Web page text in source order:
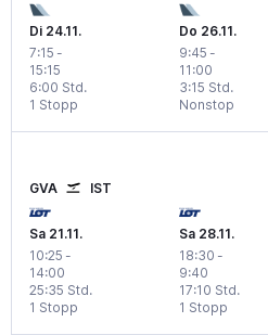
Di 24.11.
7:15 -
15:15
1 Stopp
6:00 Std.
Do 26.11.
9:45 -
11:00
Nonstop
3:15 Std.
GVA IST
Sa 21.11.
10:25 -
14:00
1 Stopp
25:35 Std.
Sa 28.11.
18:30 -
9:40
1 Stopp
17:10 Std.